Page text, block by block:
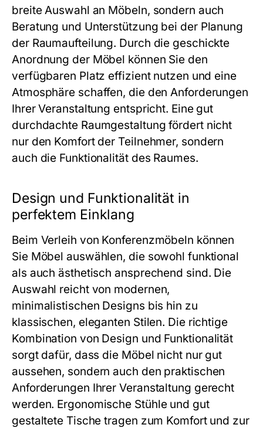
breite Auswahl an Möbeln, sondern auch
Beratung und Unterstützung bei der Planung
der Raumaufteilung. Durch die geschickte
Anordnung der Möbel können Sie den
verfügbaren Platz effizient nutzen und eine
Atmosphäre schaffen, die den Anforderungen
Ihrer Veranstaltung entspricht. Eine gut
durchdachte Raumgestaltung fördert nicht
nur den Komfort der Teilnehmer, sondern
auch die Funktionalität des Raumes.
Design und Funktionalität in
perfektem Einklang
Beim Verleih von Konferenzmöbeln können
Sie Möbel auswählen, die sowohl funktional
als auch ästhetisch ansprechend sind. Die
Auswahl reicht von modernen,
minimalistischen Designs bis hin zu
klassischen, eleganten Stilen. Die richtige
Kombination von Design und Funktionalität
sorgt dafür, dass die Möbel nicht nur gut
aussehen, sondern auch den praktischen
Anforderungen Ihrer Veranstaltung gerecht
werden. Ergonomische Stühle und gut
gestaltete Tische tragen zum Komfort und zur